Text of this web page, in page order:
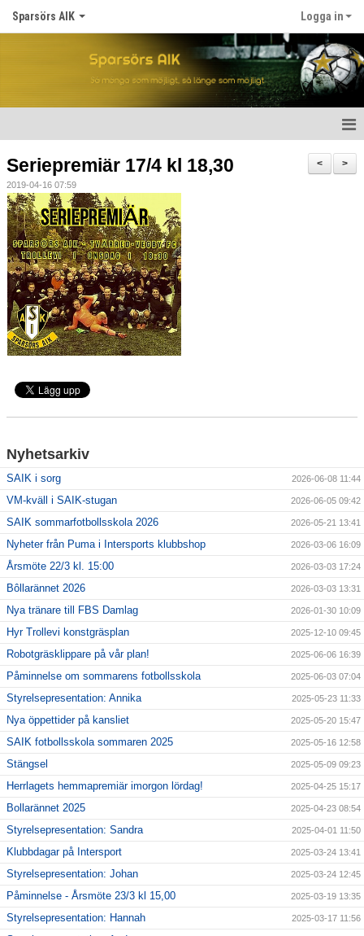
Sparsörs AIK Logga in
Nyheter
Om SAIK
Våra lag
Kalender
Matcher
För ledare
Elljusspår
Klubbstugan
Bildgalleri
>
<
Seriepremiär 17/4 kl 18,30
2019-04-16 07:59
Nyhetsarkiv
SAIK i sorg 2026-06-08 11:44
VM-kväll i SAIK-stugan 2026-06-05 09:42
SAIK sommarfotbollsskola 2026 2026-05-21 13:41
Nyheter från Puma i Intersports klubbshop 2026-03-06 16:09
Årsmöte 22/3 kl. 15:00 2026-03-03 17:24
Bôllarännet 2026 2026-03-03 13:31
Nya tränare till FBS Damlag 2026-01-30 10:09
Hyr Trollevi konstgräsplan 2025-12-10 09:45
Robotgräsklippare på vår plan! 2025-06-06 16:39
Påminnelse om sommarens fotbollsskola 2025-06-03 07:04
Styrelsepresentation: Annika 2025-05-23 11:33
Nya öppettider på kansliet 2025-05-20 15:47
SAIK fotbollsskola sommaren 2025 2025-05-16 12:58
Stängsel 2025-05-09 09:23
Herrlagets hemmapremiär imorgon lördag! 2025-04-25 15:17
Bollarännet 2025 2025-04-23 08:54
Styrelsepresentation: Sandra 2025-04-01 11:50
Klubbdagar på Intersport 2025-03-24 13:41
Styrelsepresentation: Johan 2025-03-24 12:45
Påminnelse - Årsmöte 23/3 kl 15,00 2025-03-19 13:35
Styrelsepresentation: Hannah 2025-03-17 11:56